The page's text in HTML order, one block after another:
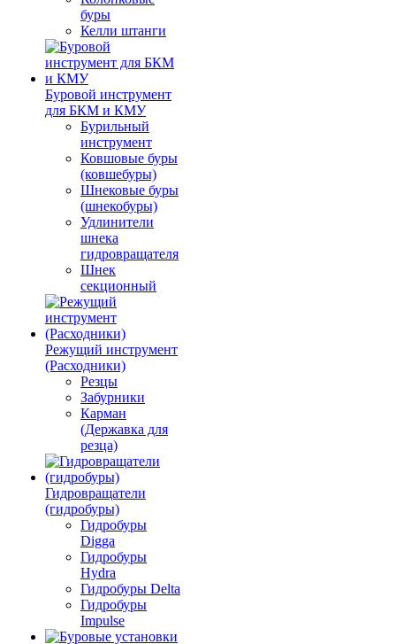
буры
Келли штанги
Буровой инструмент
для БКМ и КМУ
Бурильный
инструмент
Ковшовые буры
(ковшебуры)
Шнековые буры
(шнекобуры)
Удлинители
шнека
гидровращателя
Шнек
секционный
Режущий инструмент
(Расходники)
Резцы
Забурники
Карман
(Державка для
резца)
Гидровращатели
(гидробуры)
Гидробуры
Digga
Гидробуры
Hydra
Гидробуры Delta
Гидробуры
Impulse